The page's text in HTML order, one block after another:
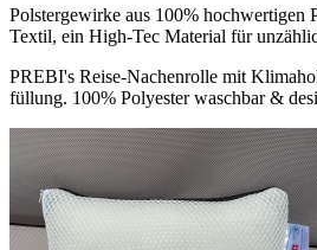
Polstergewirke aus 100% hochwertigen
Textil, ein High-Tec Material für
PREBI's Reise-Nachenrolle mit
füllung. 100% Polyester waschbar &